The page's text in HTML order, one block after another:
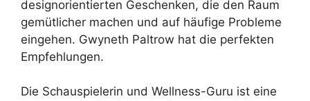
designorientierten Geschenken, die den Raum
gemütlicher machen und auf häufige Probleme
eingehen. Gwyneth Paltrow hat die perfekten
Empfehlungen.
Die Schauspielerin und Wellness-Guru ist eine